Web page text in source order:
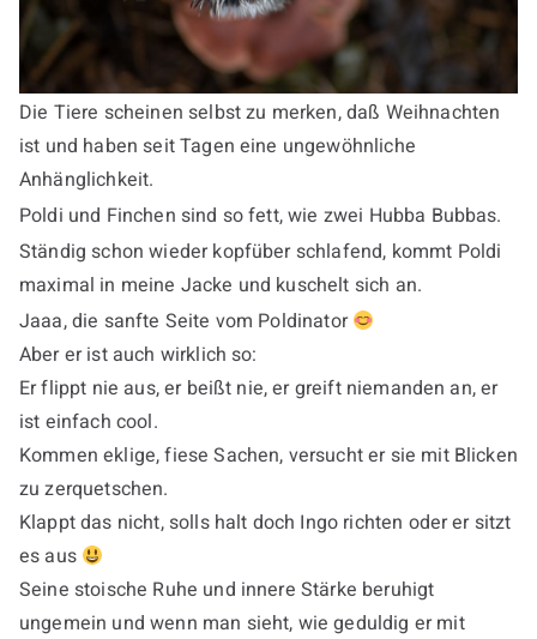
Die Tiere scheinen selbst zu merken, daß Weihnachten
ist und haben seit Tagen eine ungewöhnliche
Anhänglichkeit.
Poldi und Finchen sind so fett, wie zwei Hubba Bubbas.
Ständig schon wieder kopfüber schlafend, kommt Poldi
maximal in meine Jacke und kuschelt sich an.
Jaaa, die sanfte Seite vom Poldinator
Aber er ist auch wirklich so:
Er flippt nie aus, er beißt nie, er greift niemanden an, er
ist einfach cool.
Kommen eklige, fiese Sachen, versucht er sie mit Blicken
zu zerquetschen.
Klappt das nicht, solls halt doch Ingo richten oder er sitzt
es aus
Seine stoische Ruhe und innere Stärke beruhigt
ungemein und wenn man sieht, wie geduldig er mit